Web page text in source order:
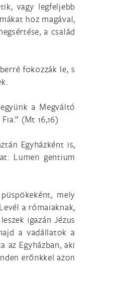
vagy legfeljebb
hoz magával,
a család
fokozzák le, s
a Megváltó
(Mt 16,16)
Egyházként is,
Lumen gentium
mely
a rómaiaknak,
igazán Jézus
a vadállatok a
az Egyházban, aki
erőnkkel azon